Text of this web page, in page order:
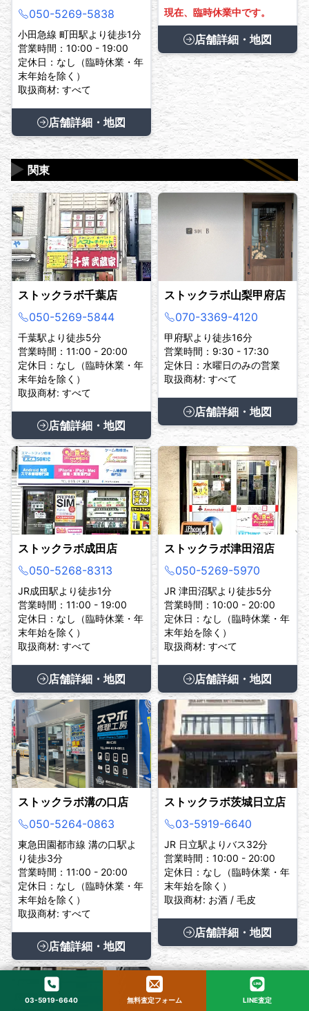
050-5269-5838
小田急線 町田駅より徒歩1分
営業時間：10:00 - 19:00
定休日：なし（臨時休業・年
末年始を除く）
取扱商材: すべて
店舗詳細・地図
現在、臨時休業中です。
店舗詳細・地図
関東
▶
ストックラボ千葉店
050-5269-5844
千葉駅より徒歩5分
営業時間：11:00 - 20:00
定休日：なし（臨時休業・年
末年始を除く）
取扱商材: すべて
店舗詳細・地図
ストックラボ山梨甲府店
070-3369-4120
甲府駅より徒歩16分
営業時間：9:30 - 17:30
定休日：水曜日のみの営業
取扱商材: すべて
店舗詳細・地図
ストックラボ成田店
050-5268-8313
JR成田駅より徒歩1分
営業時間：11:00 - 19:00
定休日：なし（臨時休業・年
末年始を除く）
取扱商材: すべて
店舗詳細・地図
ストックラボ津田沼店
050-5269-5970
JR 津田沼駅より徒歩5分
営業時間：10:00 - 20:00
定休日：なし（臨時休業・年
末年始を除く）
取扱商材: すべて
店舗詳細・地図
ストックラボ溝の口店
050-5264-0863
東急田園都市線 溝の口駅よ
り徒歩3分
営業時間：11:00 - 20:00
定休日：なし（臨時休業・年
末年始を除く）
取扱商材: すべて
店舗詳細・地図
ストックラボ茨城日立店
03-5919-6640
JR 日立駅よりバス32分
営業時間：10:00 - 20:00
定休日：なし（臨時休業・年
末年始を除く）
取扱商材: お酒 / 毛皮
店舗詳細・地図
03-5919-6640 無料査定フォーム LINE査定